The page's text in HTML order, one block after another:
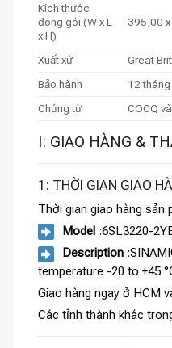
Kích thước
đóng gói (W x L
x H)
395,00
Xuất xứ
Great
Bảo hành
12 tháng
Chứng từ
COCQ
I: GIAO HÀNG &
1: THỜI GIAN GIAO
Thời gian giao hàng sản
Model :6SL3220-
Description
temperature -20 to +45
Giao hàng ngay ở HCM
Các tỉnh thành khác